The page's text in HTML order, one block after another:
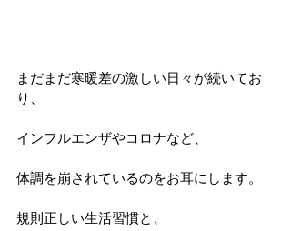
まだまだ寒暖差の激しい日々が続いてお
り、
インフルエンザやコロナなど、
体調を崩されているのをお耳にします。
規則正しい生活習慣と、